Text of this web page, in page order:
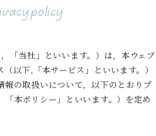
policy
「当社」といいます。）は，本ウェブ
以下,「本サービス」といいます。）
報の取扱いについて，以下のとおりプ
「本ポリシー」といいます。）を定め